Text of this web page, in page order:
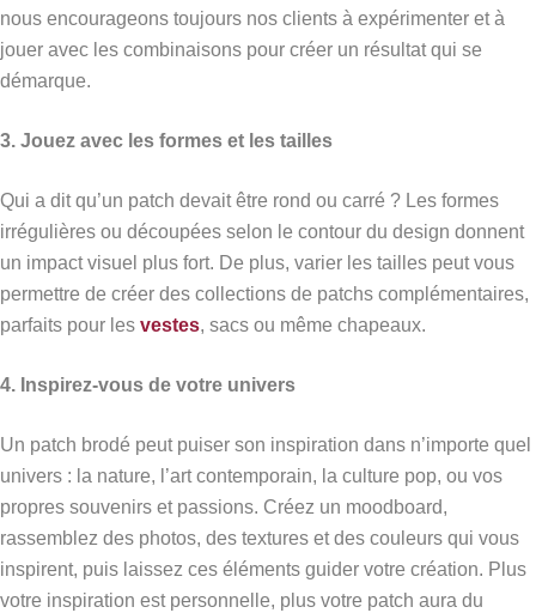
nous encourageons toujours nos clients à expérimenter et à
jouer avec les combinaisons pour créer un résultat qui se
démarque.
3. Jouez avec les formes et les tailles
Qui a dit qu’un patch devait être rond ou carré ? Les formes
irrégulières ou découpées selon le contour du design donnent
un impact visuel plus fort. De plus, varier les tailles peut vous
permettre de créer des collections de patchs complémentaires,
parfaits pour les vestes, sacs ou même chapeaux.
4. Inspirez-vous de votre univers
Un patch brodé peut puiser son inspiration dans n’importe quel
univers : la nature, l’art contemporain, la culture pop, ou vos
propres souvenirs et passions. Créez un moodboard,
rassemblez des photos, des textures et des couleurs qui vous
inspirent, puis laissez ces éléments guider votre création. Plus
votre inspiration est personnelle, plus votre patch aura du